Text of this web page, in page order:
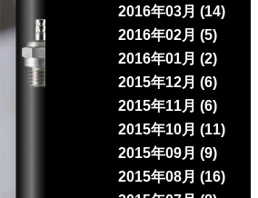
2016年03月 (14)
2016年02月 (5)
2016年01月 (2)
2015年12月 (6)
2015年11月 (6)
2015年10月 (11)
2015年09月 (9)
2015年08月 (16)